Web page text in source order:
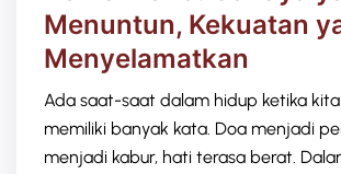
Menuntun, Kekuatan
Menyelamatkan​
Ada saat-saat dalam hidup ketika
memiliki banyak kata. Doa menjadi
menjadi kabur, hati terasa berat.